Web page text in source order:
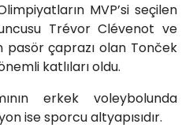
MVP’si seçilen
Trévor Clévenot ve
pasör çaprazı olan Tonček
katlıları oldu.
erkek voleybolunda
ise sporcu altyapısıdır.